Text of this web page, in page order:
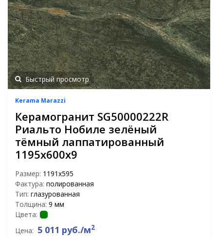
Быстрый просмотр
Kerama Marazzi
Керамогранит SG50000222R
Риальто Нобиле зелёный
тёмный лаппатированный
1195х600х9
Размер: 1191x595
Фактура: полированная
Тип: глазурованная
Толщина: 9 мм
Цвета:
Цена: 5 011 руб./м2